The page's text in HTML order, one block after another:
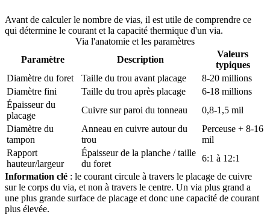
Avant de calculer le nombre de vias, il est utile de comprendre ce
qui détermine le courant et la capacité thermique d'un via.
Via l'anatomie et les paramètres
Paramètre
Description
Valeurs
typiques
Diamètre du foret
Taille du trou avant placage
8-20 millions
Diamètre fini
Taille du trou après placage
6-18 millions
Épaisseur du
placage
Cuivre sur paroi du tonneau
0,8-1,5 mil
Diamètre du
tampon
Anneau en cuivre autour du
trou
Perceuse + 8-16
mil
Rapport
hauteur/largeur
Épaisseur de la planche / taille
du foret
6:1 à 12:1
Information clé : le courant circule à travers le placage de cuivre
sur le corps du via, et non à travers le centre. Un via plus grand a
une plus grande surface de placage et donc une capacité de courant
plus élevée.